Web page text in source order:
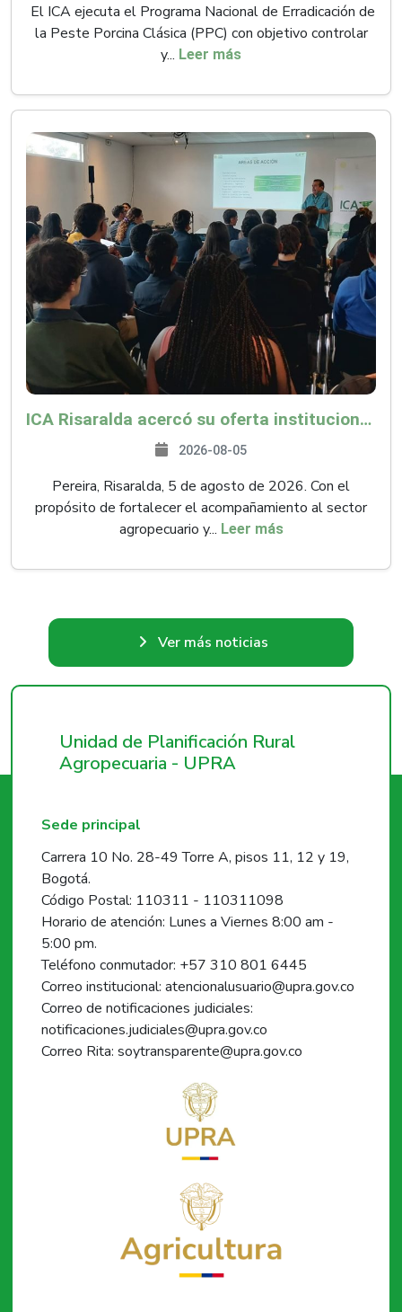
El ICA ejecuta el Programa Nacional de Erradicación de
la Peste Porcina Clásica (PPC) con objetivo controlar
y... Leer más
ICA Risaralda acercó su oferta institucional a productores y emprendedores en Expocamello
2026-08-05
Pereira, Risaralda, 5 de agosto de 2026. Con el
propósito de fortalecer el acompañamiento al sector
agropecuario y... Leer más
Ver más noticias
Unidad de Planificación Rural
Agropecuaria - UPRA
Sede principal
Carrera 10 No. 28-49 Torre A, pisos 11, 12 y 19,
Bogotá.
Código Postal: 110311 - 110311098
Horario de atención: Lunes a Viernes 8:00 am -
5:00 pm.
Teléfono conmutador: +57 310 801 6445
Correo institucional: atencionalusuario@upra.gov.co
Correo de notificaciones judiciales:
notificaciones.judiciales@upra.gov.co
Correo Rita: soytransparente@upra.gov.co